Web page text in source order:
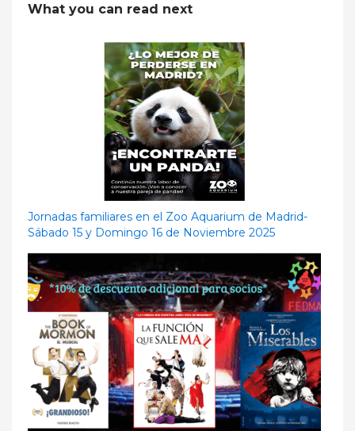
What you can read next
Jornadas familiares en el Zoo Aquarium de Madrid-
Sábado 15 y Domingo 16 de Noviembre 2025